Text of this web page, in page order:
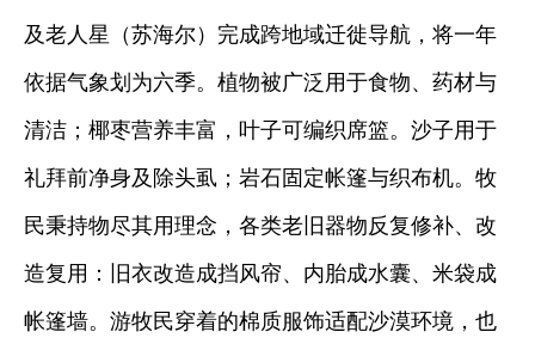
及老人星（苏海尔）完成跨地域迁徙导航，将一年
依据气象划为六季。植物被广泛用于食物、药材与
清洁；椰枣营养丰富，叶子可编织席篮。沙子用于
礼拜前净身及除头虱；岩石固定帐篷与织布机。牧
民秉持物尽其用理念，各类老旧器物反复修补、改
造复用：旧衣改造成挡风帘、内胎成水囊、米袋成
帐篷墙。游牧民穿着的棉质服饰适配沙漠环境，也